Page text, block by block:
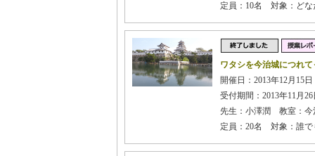
定員：10名 対象：どな
ワタシを今治城につれ
開催日：2013年12月15
受付期間：2013年11月
先生：小澤潤 教室：今
定員：20名 対象：誰で